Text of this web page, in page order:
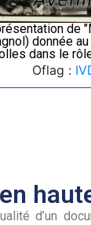
de
donnée
dans le
Oflag :
d’un